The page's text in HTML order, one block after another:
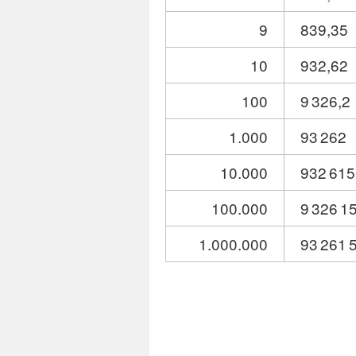
9
839,35
10
932,62
100
9 326,2
1.000
93 262
10.000
932 615
100.000
9 326
1.000.000
93 261